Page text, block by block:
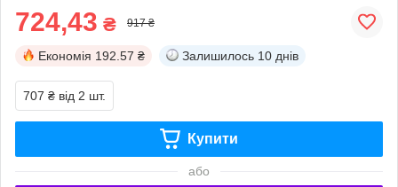
724,43 ₴ 917 ₴
Економія 192.57 ₴ Залишилось 10 днів
707 ₴ від 2 шт.
Купити
або